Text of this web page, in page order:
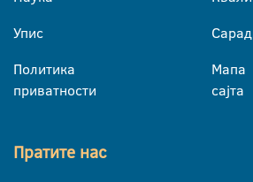
Упис
Политика
приватности
Мапа
сајта
Пратите нас